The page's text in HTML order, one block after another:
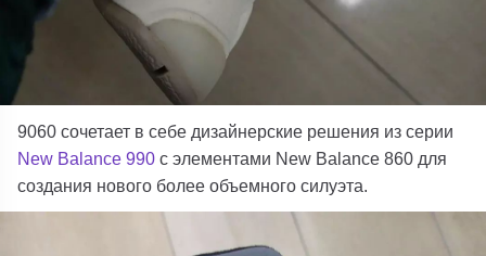
9060 сочетает в себе дизайнерские решения из серии
New Balance 990 с элементами New Balance 860 для
создания нового более объемного силуэта.